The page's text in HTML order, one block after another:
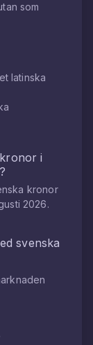
som
latinska
i
kronor
2026.
svenska